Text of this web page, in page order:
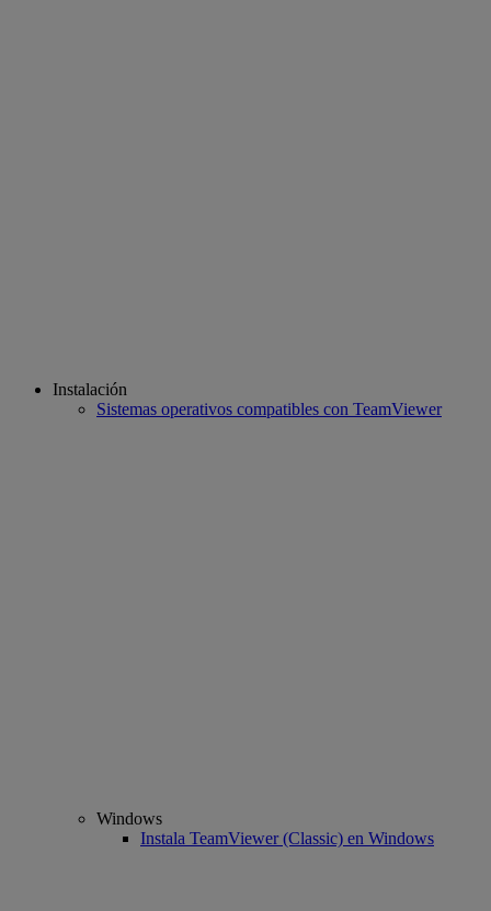
Instalación
Sistemas operativos compatibles con TeamViewer
Windows
Instala TeamViewer (Classic) en Windows